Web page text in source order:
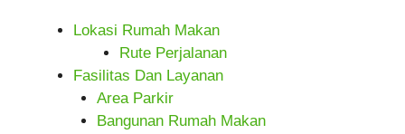
Lokasi Rumah Makan
Rute Perjalanan
Fasilitas Dan Layanan
Area Parkir
Bangunan Rumah Makan